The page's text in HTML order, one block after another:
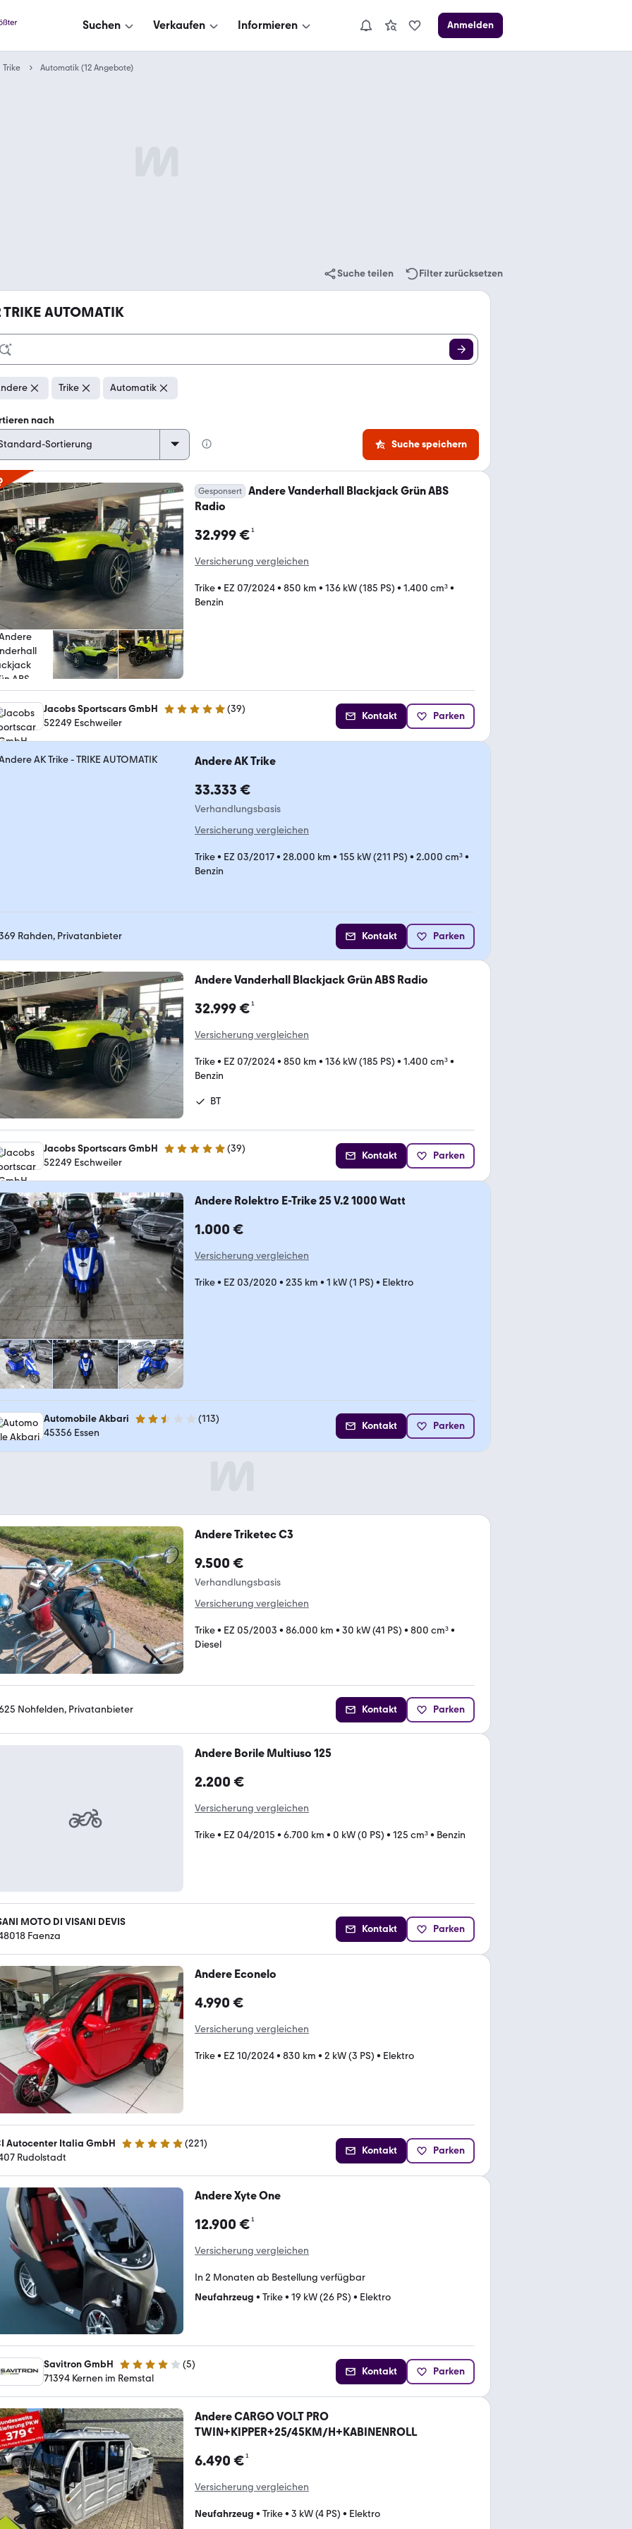
Suchen Verkaufen Informieren Anmelden
Trike Automatik (12 Angebote)
Suche teilen Filter zurücksetzen
TRIKE AUTOMATIK
Trike Automatik
nach
Suche speichern
Gesponsert
Andere Vanderhall Blackjack Grün ABS
Radio
32.999 €¹
Versicherung vergleichen
Trike• EZ 07/2024• 850 km • 136 kW (185 PS) • 1.400 cm³•
Benzin
Jacobs Sportscars GmbH 4.8 Sterne (39)
52249 Eschweiler
Kontakt Parken
Andere AK Trike
33.333 €
Verhandlungsbasis
Versicherung vergleichen
Trike• EZ 03/2017• 28.000 km • 155 kW (211 PS) • 2.000 cm³•
Benzin
Rahden, Privatanbieter Kontakt Parken
Andere Vanderhall Blackjack Grün ABS Radio
32.999 €¹
Versicherung vergleichen
Trike• EZ 07/2024• 850 km • 136 kW (185 PS) • 1.400 cm³•
Benzin
BT
Jacobs Sportscars GmbH 4.8 Sterne (39)
52249 Eschweiler
Kontakt Parken
Andere Rolektro E-Trike 25 V.2 1000 Watt
1.000 €
Versicherung vergleichen
Trike• EZ 03/2020 • 235 km • 1 kW (1 PS) • Elektro
Automobile Akbari 2.7 Sterne (113)
45356 Essen
Kontakt Parken
Andere Triketec C3
9.500 €
Verhandlungsbasis
Versicherung vergleichen
Trike• EZ 05/2003 • 86.000 km • 30 kW (41 PS) • 800 cm³•
Diesel
Nohfelden, Privatanbieter Kontakt Parken
Andere Borile Multiuso 125
2.200 €
Versicherung vergleichen
Trike• EZ 04/2015 • 6.700 km • 0 kW (0 PS) • 125 cm³• Benzin
MOTO DI VISANI DEVIS
Faenza
Kontakt Parken
Andere Econelo
4.990 €
Versicherung vergleichen
Trike• EZ 10/2024• 830 km • 2 kW (3 PS) • Elektro
Autocenter Italia GmbH 4.9 Sterne (221)
Rudolstadt
Kontakt Parken
Andere Xyte One
12.900 €¹
Versicherung vergleichen
In 2 Monaten ab Bestellung verfügbar
Neufahrzeug • Trike• 19 kW (26 PS) • Elektro
Savitron GmbH 3.8 Sterne (5)
71394 Kernen im Remstal
Kontakt Parken
Andere CARGO VOLT PRO
TWIN+KIPPER+25/45KM/H+KABINENROLL
6.490 €¹
Versicherung vergleichen
Neufahrzeug • Trike• 3 kW (4 PS) • Elektro